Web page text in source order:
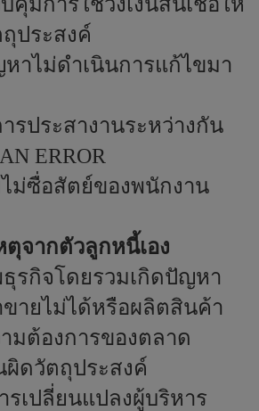
ประสงค์
าไม่ดำเนินการแก้ไขมา
รประสางานระหว่างกัน
ERROR
ม่ซื่อสัตย์ของพนักงาน
ตุจากตัวลูกหนี้เอง
รกิจโดยรวมเกิดปัญหา
ายไม่ได้หรือผลิตสินค้า
มต้องการของตลาด
ผิดวัตถุประสงค์
รเปลี่ยนแปลงผู้บริหาร